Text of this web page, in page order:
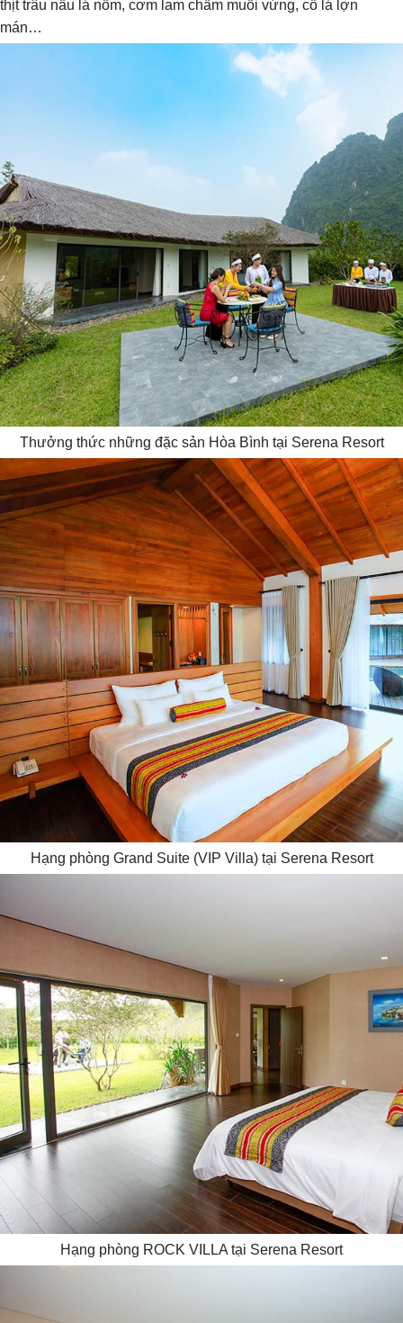
thịt trâu nấu lá nồm, cơm lam chấm muối vừng, cỗ lá lợn
mán…
Thưởng thức những đặc sản Hòa Bình tại Serena Resort
Hạng phòng Grand Suite (VIP Villa) tại Serena Resort
Hạng phòng ROCK VILLA tại Serena Resort